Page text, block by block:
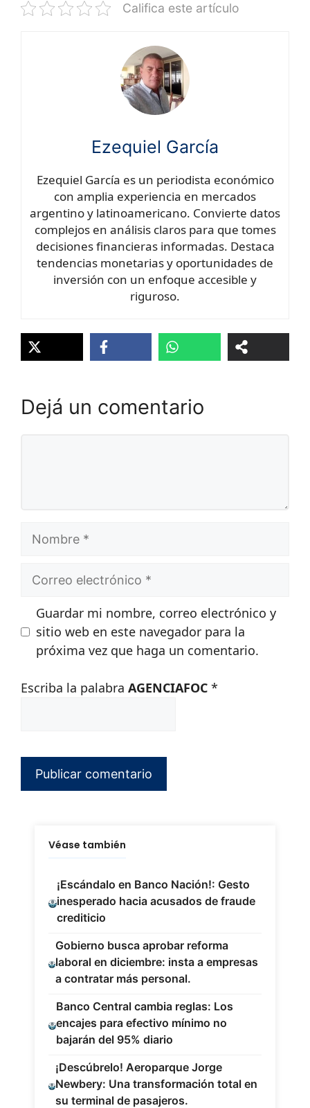
Califica este artículo
Ezequiel García
Ezequiel García es un periodista económico
con amplia experiencia en mercados
argentino y latinoamericano. Convierte datos
complejos en análisis claros para que tomes
decisiones financieras informadas. Destaca
tendencias monetarias y oportunidades de
inversión con un enfoque accesible y
riguroso.
Dejá un comentario
Correo
Guardar mi nombre, correo electrónico y
sitio web en este navegador para la
próxima vez que haga un comentario.
Escriba la palabra AGENCIAFOC *
Véase también
¡Escándalo en Banco Nación!: Gesto
inesperado hacia acusados de fraude
crediticio
Gobierno busca aprobar reforma
laboral en diciembre: insta a empresas
a contratar más personal.
Banco Central cambia reglas: Los
encajes para efectivo mínimo no
bajarán del 95% diario
¡Descúbrelo! Aeroparque Jorge
Newbery: Una transformación total en
su terminal de pasajeros.